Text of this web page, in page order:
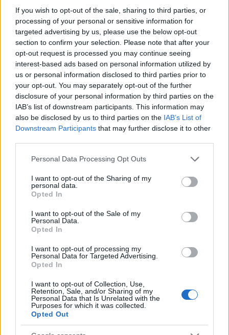
If you wish to opt-out of the sale, sharing to third parties, or
processing of your personal or sensitive information for
targeted advertising by us, please use the below opt-out
section to confirm your selection. Please note that after your
opt-out request is processed you may continue seeing
interest-based ads based on personal information utilized by
us or personal information disclosed to third parties prior to
your opt-out. You may separately opt-out of the further
disclosure of your personal information by third parties on the
IAB’s list of downstream participants. This information may
also be disclosed by us to third parties on the IAB’s List of
Downstream Participants that may further disclose it to other
Please note that this website/app uses one or more Google
not limited to your visit or usage behaviour. You may click to
grant or deny consent to Google and its third-party tags to
use your data for below specified purposes in below Google
consent section.
Personal Data Processing Opt Outs
I want to opt-out of the Sharing of my
personal data.
Opted In
I want to opt-out of the Sale of my
Personal Data.
Opted In
I want to opt-out of processing my
Personal Data for Targeted Advertising.
Opted In
I want to opt-out of Collection, Use,
Retention, Sale, and/or Sharing of my
Personal Data that Is Unrelated with the
Purposes for which it was collected.
Opted Out
portált. A Pew Research Center független
médiakutató 15 hónapon át elemezte a
Google tulajdonában lévő YouTube
legnépszerűbb videóit, s megállapította,
hogy a televíziós hírek nézőinek száma még
mindig könnyűszerrel túlszárnyalja a
YouTube-ról tájékozódók számát,
ugyanakkor a portál olyan "feljövőben lévő
digitális környezet, ahol a profi újságírás
elegyedik a civil tartalommal".
A Google 2006-en vásárolta meg a YouTube-
ot 1,65 milliárd dollárért. A hallatlan
nem tette közzé, hogy milyen hasznot hajt
számára a videomegosztó, amely indulásnál
lassan növelve a kínálatot tévéműsorokat és
teljes játékfilmeket osztott meg
reklámkészítőket.
Amerika YouTube Politika Lavór